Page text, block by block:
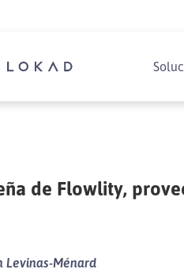
de Flowlity,
Levinas-Ménard